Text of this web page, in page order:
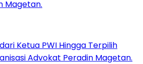
Ketua PWI Hingga Terpilih
Advokat Peradin Magetan.